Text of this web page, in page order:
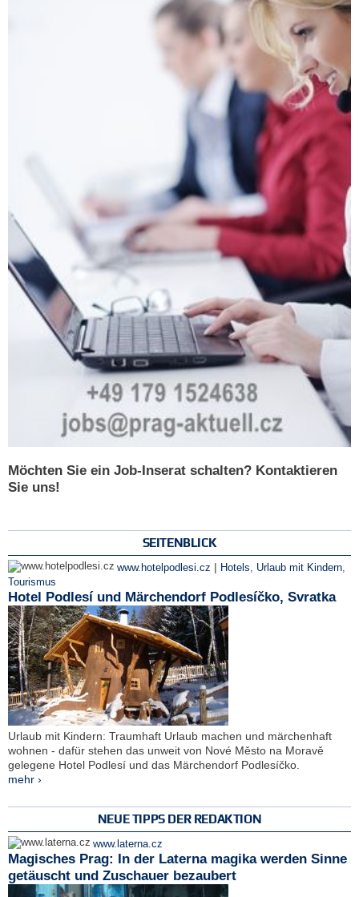
Möchten Sie ein Job-Inserat schalten? Kontaktieren
Sie uns!
SEITENBLICK
www.hotelpodlesi.cz | Hotels, Urlaub mit Kindern,
Tourismus
Hotel Podlesí und Märchendorf Podlesíčko, Svratka
Urlaub mit Kindern: Traumhaft Urlaub machen und märchenhaft
wohnen - dafür stehen das unweit von Nové Město na Moravě
gelegene Hotel Podlesí und das Märchendorf Podlesíčko.
mehr ›
NEUE TIPPS DER REDAKTION
www.laterna.cz
Magisches Prag: In der Laterna magika werden Sinne
getäuscht und Zuschauer bezaubert